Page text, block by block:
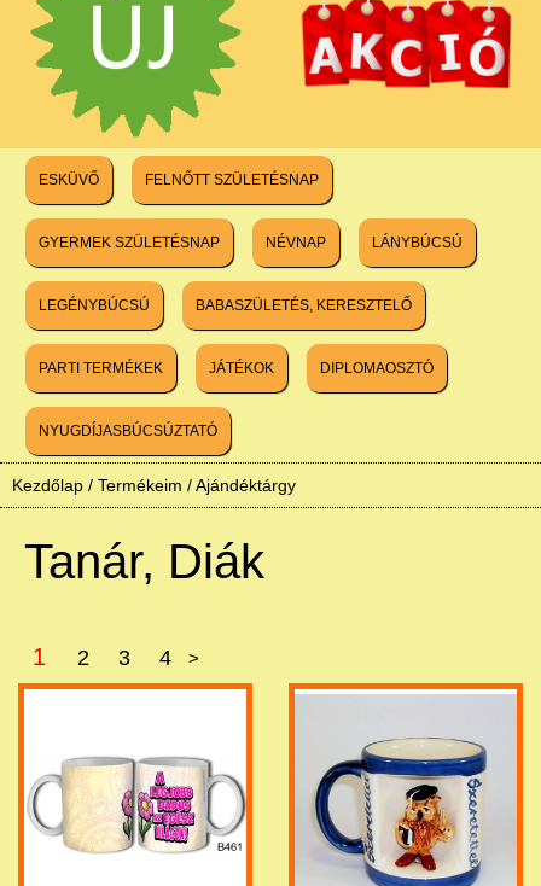
ESKÜVŐ FELNŐTT SZÜLETÉSNAP
GYERMEK SZÜLETÉSNAP NÉVNAP LÁNYBÚCSÚ
LEGÉNYBÚCSÚ BABASZÜLETÉS, KERESZTELŐ
PARTI TERMÉKEK JÁTÉKOK DIPLOMAOSZTÓ
NYUGDÍJASBÚCSÚZTATÓ
Kezdőlap / Termékeim /Ajándéktárgy
Tanár, Diák
1 2 3 4 >